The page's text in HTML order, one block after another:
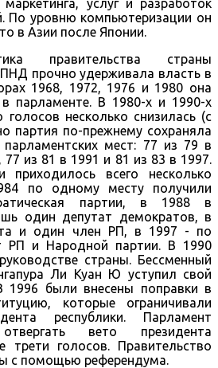
услуг и разработок
По уровню компьютеризации он
в Азии после Японии.
правительства страны
прочно удерживала власть в
1968, 1972, 1976 и 1980 она
парламенте. В 1980-х и 1990-х
несколько снизилась (с
партия по-прежнему сохраняла
мест: 77 из 79 в
77 из 81 в 1991 и 81 из 83 в 1997.
всего несколько
по одному месту получили
партии, в 1988 в
один депутат демократов, в
и один член РП, в 1997 - по
РП и Народной партии. В 1990
страны. Бессменный
Ли Куан Ю уступил свой
1996 были внесены поправки в
которые ограничивали
республики. Парламент
вето президента
голосов. Правительство
с помощью референдума.